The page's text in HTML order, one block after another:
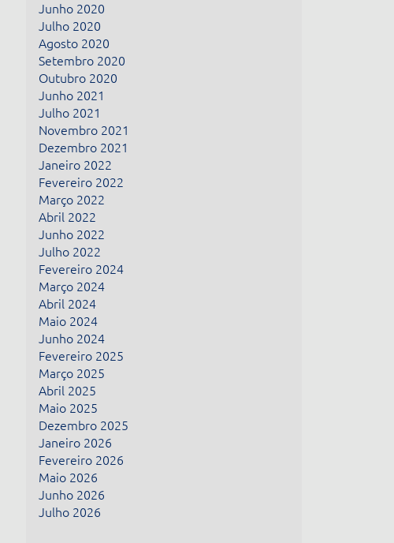
Junho 2020
Julho 2020
Agosto 2020
Setembro 2020
Outubro 2020
Junho 2021
Julho 2021
Novembro 2021
Dezembro 2021
Janeiro 2022
Fevereiro 2022
Março 2022
Abril 2022
Junho 2022
Julho 2022
Fevereiro 2024
Março 2024
Abril 2024
Maio 2024
Junho 2024
Fevereiro 2025
Março 2025
Abril 2025
Maio 2025
Dezembro 2025
Janeiro 2026
Fevereiro 2026
Maio 2026
Junho 2026
Julho 2026